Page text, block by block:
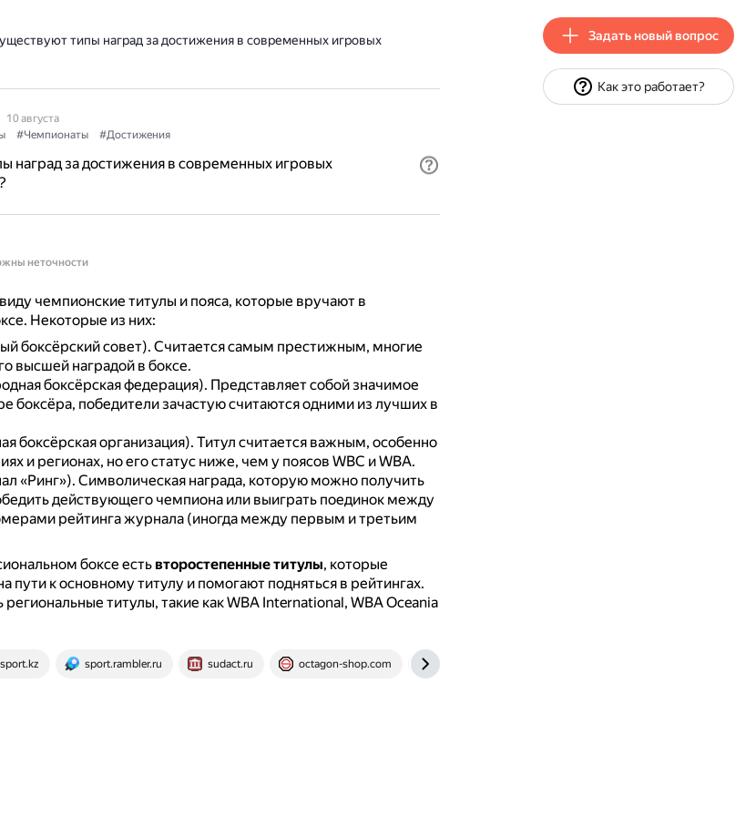
типы наград за достижения в современных игровых
10 августа
#Чемпионаты #Достижения
наград за достижения в современных игровых
неточности
чемпионские титулы и пояса, которые вручают в
Некоторые из них:
боксёрский совет). Считается самым престижным, многие
высшей наградой в боксе.
боксёрская федерация). Представляет собой значимое
боксёра, победители зачастую считаются одними из лучших в
боксёрская организация). Титул считается важным, особенно
и регионах, но его статус ниже, чем у поясов WBC и WBA.
«Ринг»). Символическая награда, которую можно получить
действующего чемпиона или выиграть поединок между
рейтинга журнала (иногда между первым и третьим
боксе есть второстепенные титулы, которые
пути к основному титулу и помогают подняться в рейтингах.
титулы, такие как WBA International, WBA Oceania
sport.rambler.ru sudact.ru octagon-shop.com
Задать новый вопрос
Как это работает?